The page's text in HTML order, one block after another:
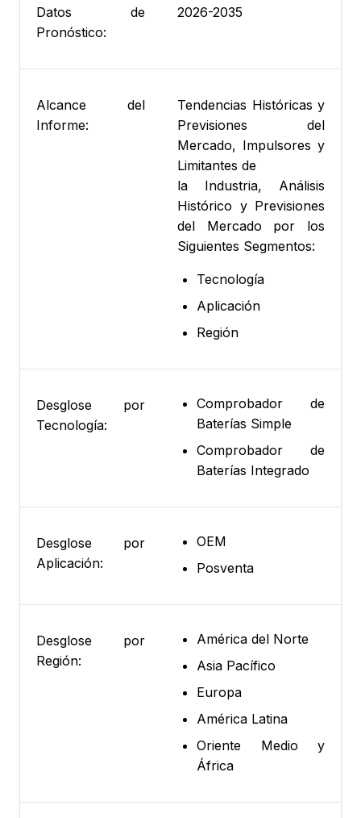
Datos de
Pronóstico:
2026-2035
Alcance del
Informe:
Tendencias Históricas y
Previsiones del
Mercado, Impulsores y
Limitantes de
la Industria, Análisis
Histórico y Previsiones
del Mercado por los
Siguientes Segmentos:
Tecnología
Aplicación
Región
Desglose por
Tecnología:
Comprobador de
Baterías Simple
Comprobador de
Baterías Integrado
Desglose por
Aplicación:
OEM
Posventa
Desglose por
Región:
América del Norte
Asia Pacífico
Europa
América Latina
Oriente Medio y
África